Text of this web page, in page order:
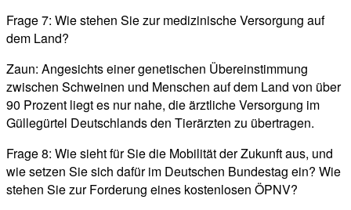
Frage 7: Wie stehen Sie zur medizinische Versorgung auf
dem Land?
Zaun: Angesichts einer genetischen Übereinstimmung
zwischen Schweinen und Menschen auf dem Land von über
90 Prozent liegt es nur nahe, die ärztliche Versorgung im
Güllegürtel Deutschlands den Tierärzten zu übertragen.
Frage 8: Wie sieht für Sie die Mobilität der Zukunft aus, und
wie setzen Sie sich dafür im Deutschen Bundestag ein? Wie
stehen Sie zur Forderung eines kostenlosen ÖPNV?